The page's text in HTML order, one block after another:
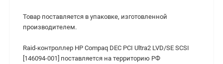
Товар поставляется в упаковке, изготовленной
производителем.
Raid-контроллер HP Compaq DEC PCI Ultra2 LVD/SE SCSI
[146094-001] поставляется на территорию РФ